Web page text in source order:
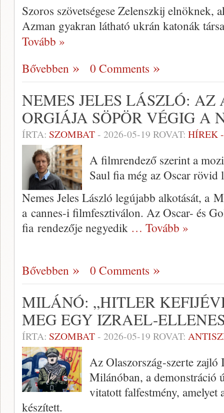
Szoros szövetségese Zelenszkij elnöknek,
Azman gyakran látható ukrán katonák
Tovább »
Bővebben
0 Comments
NEMES JELES LÁSZLÓ:
ORGIÁJA SÖPÖR VÉGIG A
ÍRTA: SZOMBAT- 2026-05-19 ROVAT: HÍREK
A filmrendező szerint a
Saul fia még az Oscar rövid
Nemes Jeles László legújabb alkotását, a
a cannes-i filmfesztiválon. Az Oscar- és
fia rendezője negyedik … Tovább »
Bővebben 0 Comments
MILÁNÓ: „HITLER
MEG EGY IZRAEL-
ÍRTA: SZOMBAT- 2026-05-19 ROVAT:
Az Olaszország-szerte zajló
Milánóban, a demonstráció
vitatott falfestmény,
készített.